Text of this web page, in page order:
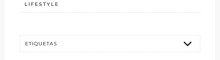
LIFESTYLE